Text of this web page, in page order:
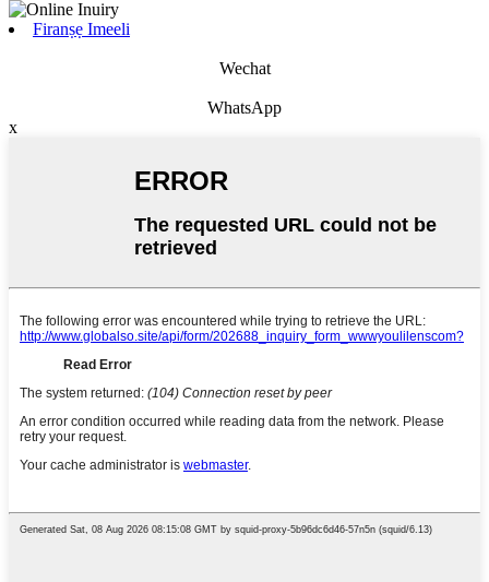
Firanṣẹ Imeeli
Wechat
WhatsApp
x